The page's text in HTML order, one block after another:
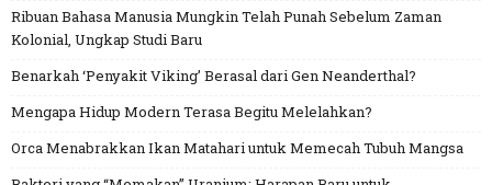
Ribuan Bahasa Manusia Mungkin Telah Punah Sebelum Zaman
Kolonial, Ungkap Studi Baru
Benarkah ‘Penyakit Viking’ Berasal dari Gen Neanderthal?
Mengapa Hidup Modern Terasa Begitu Melelahkan?
Orca Menabrakkan Ikan Matahari untuk Memecah Tubuh Mangsa